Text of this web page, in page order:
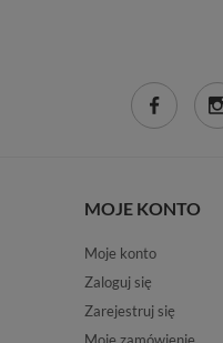
MOJE KONTO
Moje konto
Zaloguj się
Zarejestruj się
Moje zamówienie